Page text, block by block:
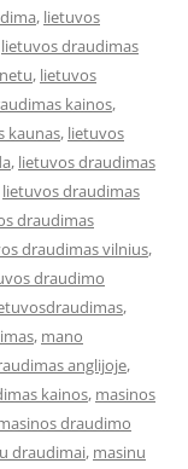
, lietuvos
lietuvos draudimas
, lietuvos
kainos,
kaunas, lietuvos
, lietuvos draudimas
lietuvos draudimas
draudimas
draudimas vilnius,
draudimo
,
, mano
anglijoje,
kainos, masinos
draudimo
draudimai, masinu